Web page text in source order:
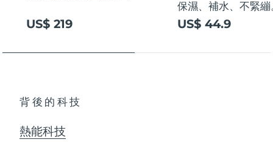
US$ 219
保濕、補水、不緊繃
US$ 44.9
背後的科技
熱能科技